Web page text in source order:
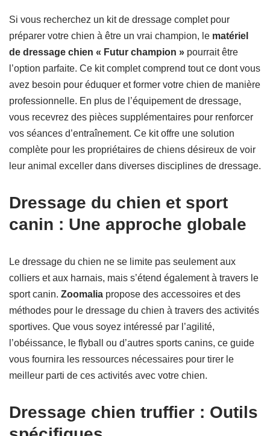
Si vous recherchez un kit de dressage complet pour
préparer votre chien à être un vrai champion, le matériel
de dressage chien « Futur champion » pourrait être
l’option parfaite. Ce kit complet comprend tout ce dont vous
avez besoin pour éduquer et former votre chien de manière
professionnelle. En plus de l’équipement de dressage,
vous recevrez des pièces supplémentaires pour renforcer
vos séances d’entraînement. Ce kit offre une solution
complète pour les propriétaires de chiens désireux de voir
leur animal exceller dans diverses disciplines de dressage.
Dressage du chien et sport
canin : Une approche globale
Le dressage du chien ne se limite pas seulement aux
colliers et aux harnais, mais s’étend également à travers le
sport canin. Zoomalia propose des accessoires et des
méthodes pour le dressage du chien à travers des activités
sportives. Que vous soyez intéressé par l’agilité,
l’obéissance, le flyball ou d’autres sports canins, ce guide
vous fournira les ressources nécessaires pour tirer le
meilleur parti de ces activités avec votre chien.
Dressage chien truffier : Outils